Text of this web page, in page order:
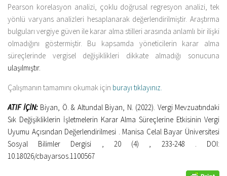
Pearson korelasyon analizi, çoklu doğrusal regresyon analizi, tek
yönlü varyans analizleri hesaplanarak değerlendirilmiştir. Araştırma
bulguları vergiye güven ile karar alma stilleri arasında anlamlı bir ilişki
olmadığını göstermiştir. Bu kapsamda yöneticilerin karar alma
süreçlerinde vergisel değişiklikleri dikkate almadığı sonucuna
ulaşılmıştır.
Çalışmanın tamamını okumak için burayı tıklayınız.
ATIF İÇİN:Biyan, Ö. & Altundal Biyan, N. (2022). Vergi Mevzuatındaki
Sık Değişikliklerin İşletmelerin Karar Alma Süreçlerine Etkisinin Vergi
Uyumu Açısından Değerlendirilmesi . Manisa Celal Bayar Üniversitesi
Sosyal Bilimler Dergisi , 20 (4) , 233-248 . DOI:
10.18026/cbayarsos.1100567